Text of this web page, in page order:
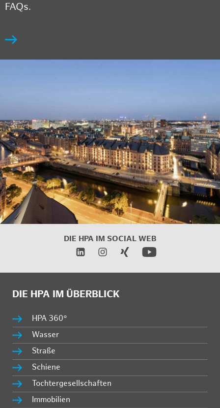
FAQs.
DIE HPA IM SOCIAL WEB
DIE HPA IM ÜBERBLICK
HPA 360°
Wasser
Straße
Schiene
Tochtergesellschaften
Immobilien